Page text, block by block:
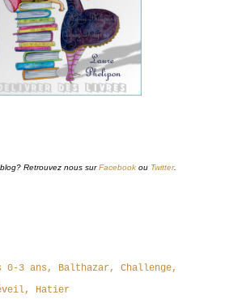
Retrouvez nous surFacebook ou Twitter.
0-3 ans Balthazar
Challenge
Hatier